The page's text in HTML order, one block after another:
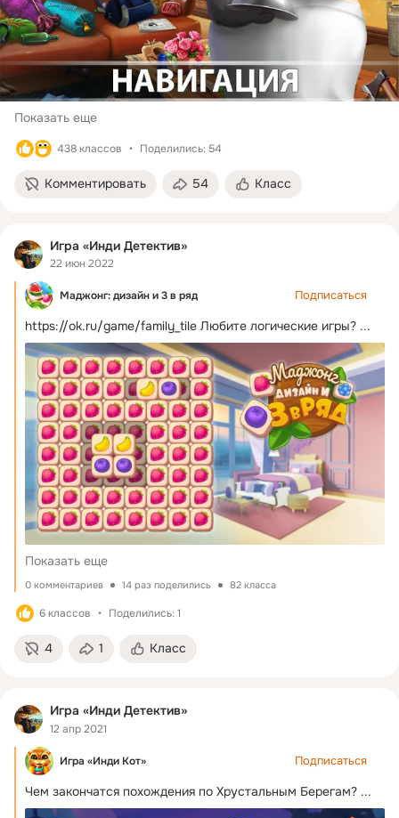
Показать еще
438 классов Поделились: 54
Комментировать 54 Класс
Игра «Инди Детектив»
22 июн 2022
Маджонг: дизайн и 3 в ряд Подписаться
https://ok.ru/game/family_tile Любите логические игры? ...
Показать еще
0 комментариев 14 раз поделились 82 класса
6 классов Поделились: 1
4 1 Класс
Игра «Инди Детектив»
12 апр 2021
Игра «Инди Кот» Подписаться
Чем закончатся похождения по Хрустальным Берегам? ...